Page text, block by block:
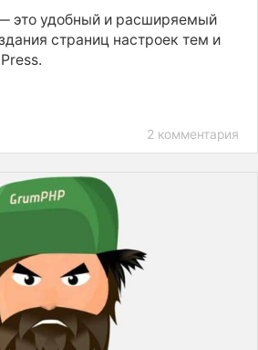
это удобный и расширяемый
страниц настроек тем и
2 комментария